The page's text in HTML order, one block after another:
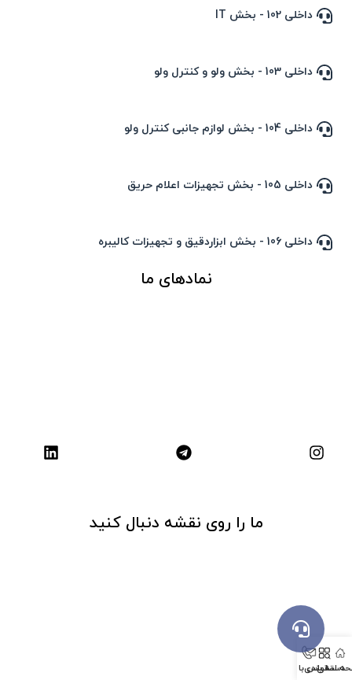
داخلی 102 - بخش IT
داخلی 103 - بخش ولو و کنترل ولو
داخلی 104 - بخش لوازم جانبی کنترل ولو
داخلی 105 - بخش تجهیزات اعلام حریق
داخلی 106 - بخش ابزاردقیق و تجهیزات کالیبره
نمادهای ما
ما را روی نقشه دنبال کنید
اصلی
دسته بندی
تماس با ما